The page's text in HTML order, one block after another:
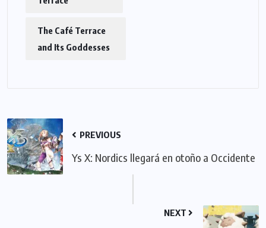
The Café Terrace
and Its Goddesses
PREVIOUS
Ys X: Nordics llegará en otoño a Occidente
NEXT